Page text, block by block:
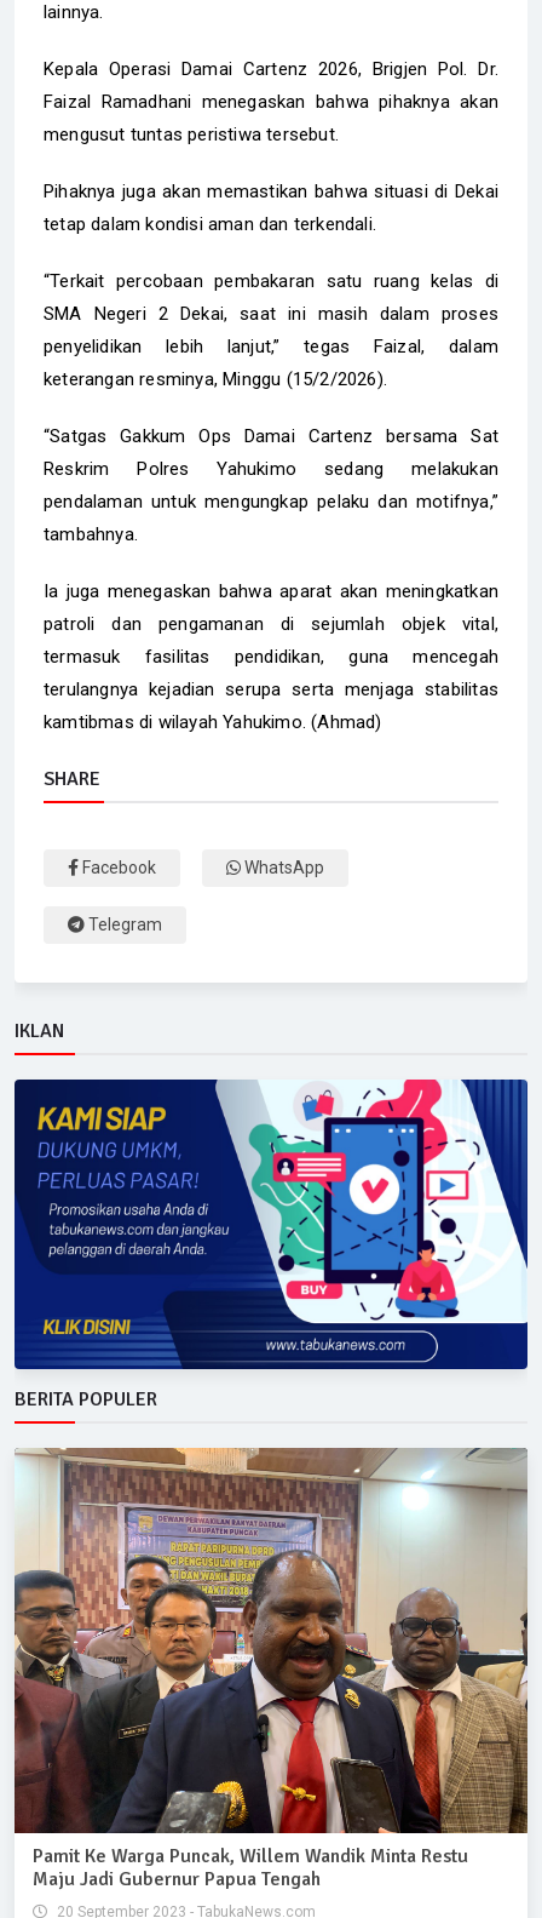
lainnya.
Kepala Operasi Damai Cartenz 2026, Brigjen Pol. Dr.
Faizal Ramadhani menegaskan bahwa pihaknya akan
mengusut tuntas peristiwa tersebut.
Pihaknya juga akan memastikan bahwa situasi di Dekai
tetap dalam kondisi aman dan terkendali.
“Terkait percobaan pembakaran satu ruang kelas di
SMA Negeri 2 Dekai, saat ini masih dalam proses
penyelidikan lebih lanjut,” tegas Faizal, dalam
keterangan resminya, Minggu (15/2/2026).
“Satgas Gakkum Ops Damai Cartenz bersama Sat
Reskrim Polres Yahukimo sedang melakukan
pendalaman untuk mengungkap pelaku dan motifnya,”
tambahnya.
Ia juga menegaskan bahwa aparat akan meningkatkan
patroli dan pengamanan di sejumlah objek vital,
termasuk fasilitas pendidikan, guna mencegah
terulangnya kejadian serupa serta menjaga stabilitas
kamtibmas di wilayah Yahukimo. (Ahmad)
SHARE
Facebook WhatsApp
Telegram
IKLAN
BERITA POPULER
Pamit Ke Warga Puncak, Willem Wandik Minta Restu
Maju Jadi Gubernur Papua Tengah
20 September 2023 - TabukaNews.com